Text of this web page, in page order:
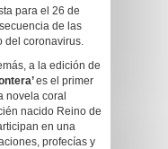
para el 26 de
de las
del coronavirus.
a la edición de
es el primer
novela coral
nacido Reino de
en una
profecías y